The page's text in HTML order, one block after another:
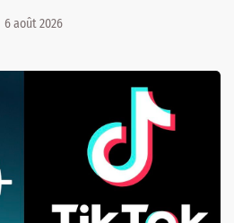
6 août 2026